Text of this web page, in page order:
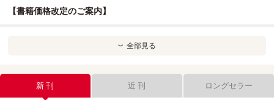
【書籍価格改定のご案内】
全部見る
新 刊 近 刊 ロングセラー